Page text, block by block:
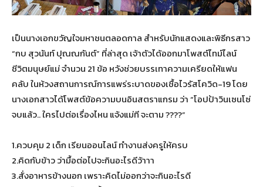
เป็นนางเอกขวัญใจมหาชนตลอดกาล สำหรับนักแสดงและพิธีกรสาว
“กบ สุวนันท์ ปุณณกันต์” ที่ล่าสุด เจ้าตัวได้ออกมาโพสต์ไทม์ไลน์
ชีวิตมนุษย์แม่ จำนวน 21 ข้อ หวังช่วยบรรเทาความเครียดให้แฟน
คลับ ในห้วงสถานการณ์การแพร่ระบาดของเชื้อไวรัสโควิด-19 โดย
นางเอกสาวได้โพสต์ข้อความบนอินสตราแกรม ว่า “โอปป้าวินเซนโซ่
จบแล้ว.. ใครไปต่อเรื่องไหน แจ้งแม่ที จะตาม ????”
1.ควบคุม 2 เด็ก เรียนออนไลน์ ทำงานส่งครูให้ครบ
2.คิดกับข้าว ว่ามื้อต่อไปจะกินอะไรดีว้าาา
3.สั่งอาหารข้างนอก เพราะคิดไม่ออกว่าจะกินอะไรดี